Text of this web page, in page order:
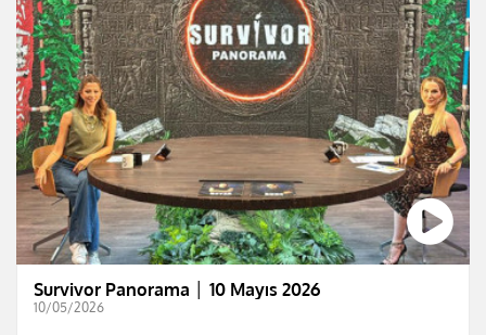
Survivor Panorama │ 10 Mayıs 2026
10/05/2026